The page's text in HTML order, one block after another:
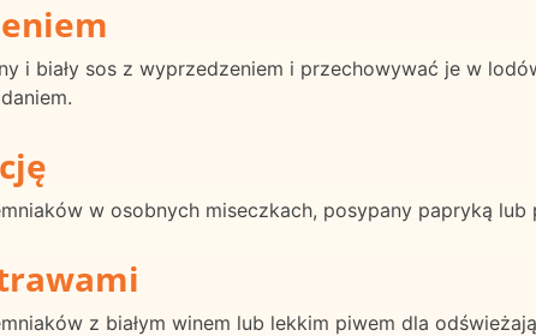
i biały sos z wyprzedzeniem i przechowywać je w
w osobnych miseczkach, posypany papryką
z białym winem lub lekkim piwem dla